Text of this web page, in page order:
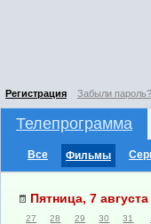
Регистрация Забыли пароль?
Телепрограмма
Все Фильмы
Пятница, 7 августа
27 28 29 30 31